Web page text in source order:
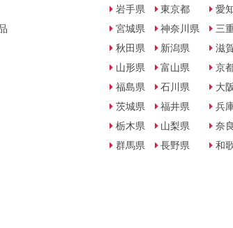
岩手県
宮城県
秋田県
山形県
福島県
茨城県
栃木県
群馬県
東京都
神奈川県
新潟県
富山県
石川県
福井県
山梨県
長野県
愛
三
滋
京
大
兵
奈
和